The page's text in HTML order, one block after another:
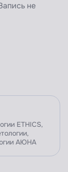
не
ETHICS,
АЮНА